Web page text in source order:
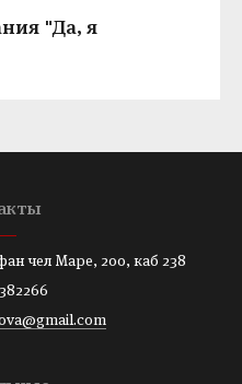
"Да, я
чел Маре, 200, каб 238